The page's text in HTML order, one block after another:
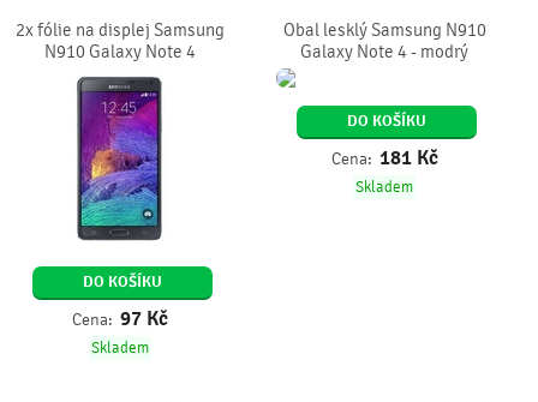
2x fólie na displej Samsung
N910 Galaxy Note 4
DO KOŠÍKU
Cena: 97 Kč
Skladem
Obal lesklý Samsung N910
Galaxy Note 4 - modrý
DO KOŠÍKU
Cena: 181 Kč
Skladem